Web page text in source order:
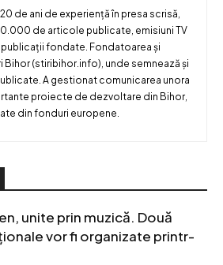
de ani de experiență în presa scrisă,
de articole publicate, emisiuni TV
publicații fondate. Fondatoarea și
(stiribihor.info), unde semnează și
A gestionat comunicarea unora
proiecte de dezvoltare din Bihor,
din fonduri europene.
unite prin muzică. Două
vor fi organizate printr-